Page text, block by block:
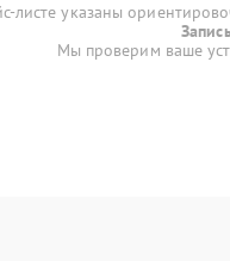
листе указаны
Мы проверим ваше